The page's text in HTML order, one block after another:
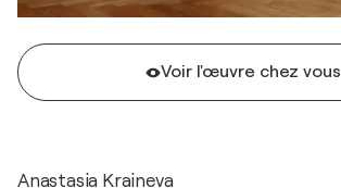
Voir l'œuvre chez vous
Anastasia Kraineva